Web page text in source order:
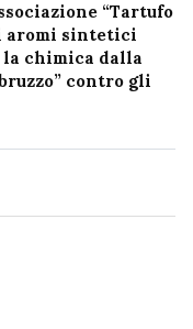
“Tartufo
aromi sintetici
la chimica dalla
contro gli